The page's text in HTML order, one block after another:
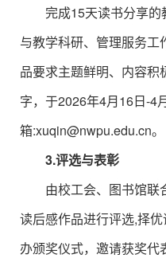
完成15天读书分享
与教学科研、管理服务
品要求主题鲜明、内容
字，于2026年4月16日-4
箱:xuqin@nwpu.edu.cn。
3.评选与表彰
由校工会、图书馆联
读后感作品进行评选,择
办颁奖仪式，邀请获奖代